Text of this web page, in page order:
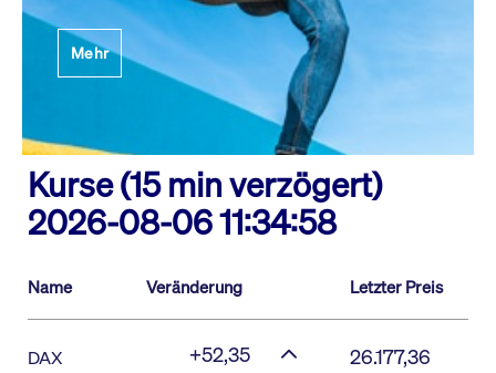
Mehr
Kurse (15 min verzögert)
2026-08-06 11:34:58
Name Veränderung Letzter Preis
DAX +52,35 26.177,36